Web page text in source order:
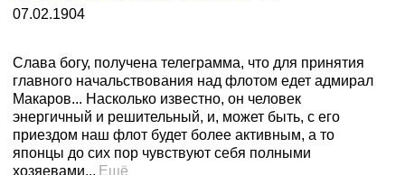
07.02.1904
Слава богу, получена телеграмма, что для принятия
главного начальствования над флотом едет адмирал
Макаров... Насколько известно, он человек
энергичный и решительный, и, может быть, с его
приездом наш флот будет более активным, а то
японцы до сих пор чувствуют себя полными
хозяевами... Ещё